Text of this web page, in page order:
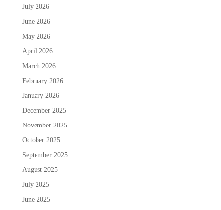
July 2026
June 2026
May 2026
April 2026
March 2026
February 2026
January 2026
December 2025
November 2025
October 2025
September 2025
August 2025
July 2025
June 2025